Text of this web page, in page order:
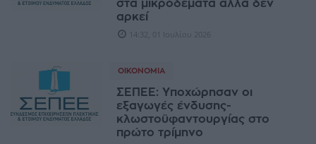
στα μικροδέματα αλλά δεν
αρκεί
14:32, 01 Ιουλίου 2026
ΟΙΚΟΝΟΜΊΑ
ΣΕΠΕΕ: Υποχώρησαν οι
εξαγωγές ένδυσης-
κλωστοϋφαντουργίας στο
πρώτο τρίμηνο